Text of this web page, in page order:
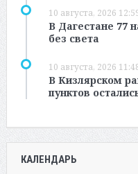
10 августа, 2026
В Дагестане 77
без света
10 августа, 2026
В Кизлярском
пунктов
КАЛЕНДАРЬ